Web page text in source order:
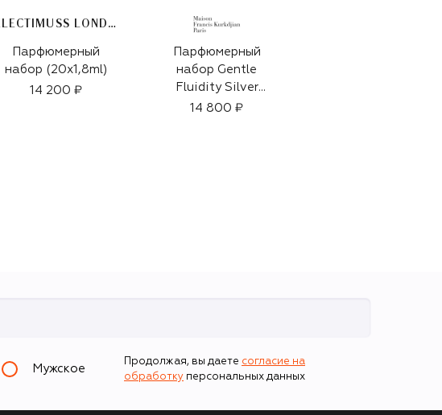
ELECTIMUSS LONDON
Парфюмерный
набор (20x1,8ml)
14 200 ₽
Парфюмерный
набор Gentle
Fluidity Silver
(3x11ml)
14 800 ₽
Мужское
Продолжая, вы даете согласие на
обработку персональных данных